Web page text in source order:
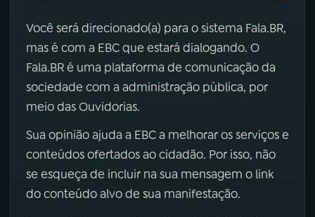
Você será direcionado(a) para o sistema Fala.BR,
mas é com a EBC que estará dialogando. O
Fala.BR é uma plataforma de comunicação da
sociedade com a administração pública, por
meio das Ouvidorias.
Sua opinião ajuda a EBC a melhorar os serviços e
conteúdos ofertados ao cidadão. Por isso, não
se esqueça de incluir na sua mensagem o link
do conteúdo alvo de sua manifestação.